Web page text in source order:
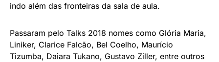
indo além das fronteiras da sala de aula.
Passaram pelo Talks 2018 nomes como Glória Maria,
Liniker, Clarice Falcão, Bel Coelho, Maurício
Tizumba, Daiara Tukano, Gustavo Ziller, entre outros